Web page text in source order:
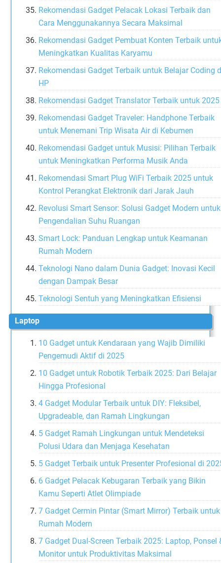
Rekomendasi Gadget Pelacak Lokasi Terbaik dan
Cara Menggunakannya Secara Maksimal
Rekomendasi Gadget Pembuat Konten Terbaik
Meningkatkan Kualitas Karyamu
Rekomendasi Gadget Terbaik untuk Belajar Coding
HP
Rekomendasi Gadget Translator Terbaik untuk 2025
Rekomendasi Gadget Traveler: Handphone Terbaik
untuk Menemani Trip Wisata Air di Kebumen
Rekomendasi Gadget untuk Musisi: Pilihan Terbaik
untuk Meningkatkan Performa Musik Anda
Rekomendasi Smart Plug WiFi Terbaik 2025 untuk
Kontrol Perangkat Elektronik dari Jarak Jauh
Revolusi Smart Sensor: Solusi Gadget Modern untuk
Pengendalian Suhu Ruangan
Smart Lock: Panduan Lengkap untuk Keamanan
Rumah Modern
Teknologi Nano dalam Dunia Gadget: Inovasi Kecil
dengan Dampak Besar
Teknologi Sentuh yang Meningkatkan Efisiensi
Laptop
10 Gadget untuk Kendaraan yang Wajib Dimiliki
Pengemudi Aktif di 2025
10 Gadget untuk Robotik Terbaik 2025: Dari Belajar
Hingga Profesional
4 Gadget Modular Terbaik untuk DIY: Fleksibel,
Upgradeable, dan Ramah Lingkungan
5 Gadget Ramah Lingkungan untuk Mendeteksi
Polusi Udara dan Menjaga Kesehatan
5 Gadget Terbaik untuk Presenter Profesional di
6 Gadget Pelacak Kebugaran Terbaik yang Bikin
Kamu Seperti Atlet Olimpiade
7 Gadget Cermin Pintar (Smart Mirror) Terbaik untuk
Rumah Modern
7 Gadget Dual-Screen Terbaik 2025: Laptop, Ponsel
Monitor untuk Produktivitas Maksimal